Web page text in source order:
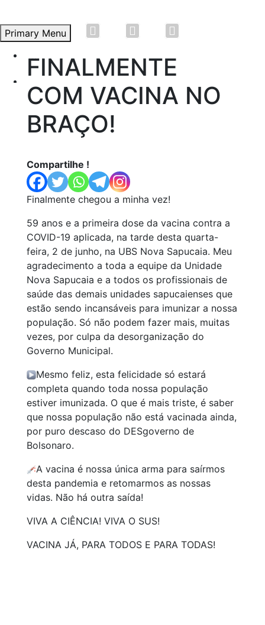
Skip
content
Primary Menu
Propostas e Lutas
Artigos
Vídeos
Saiba Mais
FINALMENTE
COM VACINA NO
BRAÇO!
Compartilhe !
Finalmente chegou a minha vez!
59 anos e a primeira dose da vacina contra a
COVID-19 aplicada, na tarde desta quarta-
feira, 2 de junho, na UBS Nova Sapucaia. Meu
agradecimento a toda a equipe da Unidade
Nova Sapucaia e a todos os profissionais de
saúde das demais unidades sapucaienses que
estão sendo incansáveis para imunizar a nossa
população. Só não podem fazer mais, muitas
vezes, por culpa da desorganização do
Governo Municipal.
Mesmo feliz, esta felicidade só estará
completa quando toda nossa população
estiver imunizada. O que é mais triste, é saber
que nossa população não está vacinada ainda,
por puro descaso do DESgoverno de
Bolsonaro.
A vacina é nossa única arma para saírmos
desta pandemia e retomarmos as nossas
vidas. Não há outra saída!
VIVA A CIÊNCIA! VIVA O SUS!
VACINA JÁ, PARA TODOS E PARA TODAS!